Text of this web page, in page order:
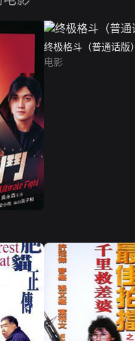
终极格斗（普通话版）
电影